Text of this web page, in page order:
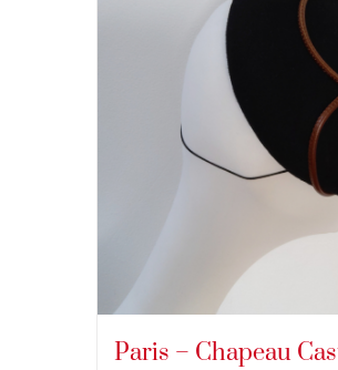
Paris – Chapeau